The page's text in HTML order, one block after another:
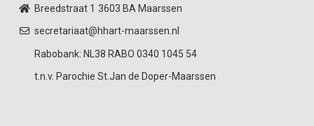
Breedstraat 1 3603 BA Maarssen
secretariaat@hhart-maarssen.nl
Rabobank: NL38 RABO 0340 1045 54
t.n.v. Parochie St.Jan de Doper-Maarssen